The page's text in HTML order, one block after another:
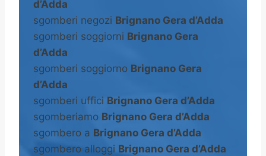
d’Adda
sgomberi negozi Brignano Gera d’Adda
sgomberi soggiorni Brignano Gera
d’Adda
sgomberi soggiorno Brignano Gera
d’Adda
sgomberi uffici Brignano Gera d’Adda
sgomberiamo Brignano Gera d’Adda
sgombero a Brignano Gera d’Adda
sgombero alloggi Brignano Gera d’Adda